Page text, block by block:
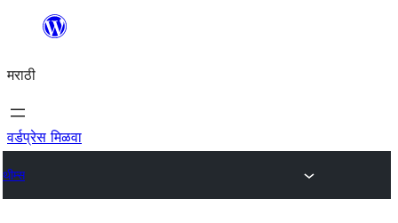
सामुग्रीवर
मराठी
वर्डप्रेस मिळवा
थीम्स